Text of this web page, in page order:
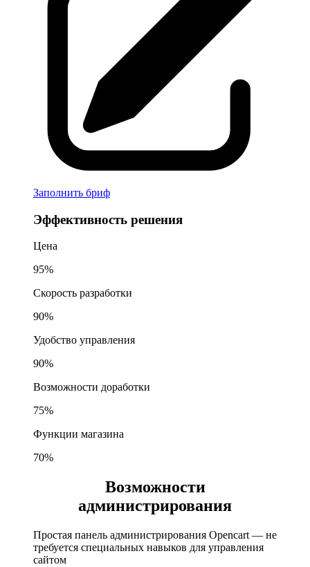
Заполнить бриф
Эффективность решения
Цена
95%
Скорость разработки
90%
Удобство управления
90%
Возможности доработки
75%
Функции магазина
70%
Возможности
администрирования
Простая панель администрирования Opencart — не
требуется специальных навыков для управления
сайтом